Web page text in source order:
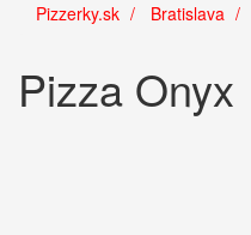
Pizzerky.sk Bratislava
Pizza Onyx